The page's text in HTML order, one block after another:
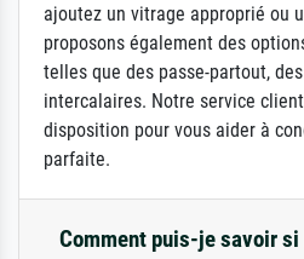
ajoutez un vitrage approprié ou
proposons également des
telles que des passe-partout,
intercalaires. Notre service
disposition pour vous aider à
parfaite.
Comment puis-je savoir